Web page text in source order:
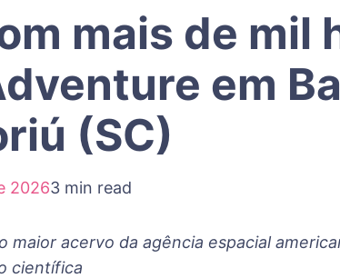
mais de mil
em
(SC)
20263 min read
acervo da agência espacial
científica